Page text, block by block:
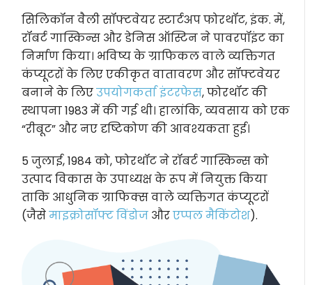
सिलिकॉन वैली सॉफ्टवेयर स्टार्टअप फोरथॉट, इंक. में,
रॉबर्ट गास्किन्स और डेनिस ऑस्टिन ने पावरपॉइंट का
निर्माण किया। भविष्य के ग्राफिकल वाले व्यक्तिगत
कंप्यूटरों के लिए एकीकृत वातावरण और सॉफ्टवेयर
बनाने के लिएउपयोगकर्ता इंटरफेस, फोरथॉट की
स्थापना 1983 में की गई थी। हालांकि, व्यवसाय को एक
“रीबूट” और नए दृष्टिकोण की आवश्यकता हुई।
5 जुलाई, 1984 को, फोरथॉट ने रॉबर्ट गास्किन्स को
उत्पाद विकास के उपाध्यक्ष के रूप में नियुक्त किया
ताकि आधुनिक ग्राफिक्स वाले व्यक्तिगत कंप्यूटरों
(जैसेमाइक्रोसॉफ्ट विंडोज औरएप्पल मैकिंटोश).